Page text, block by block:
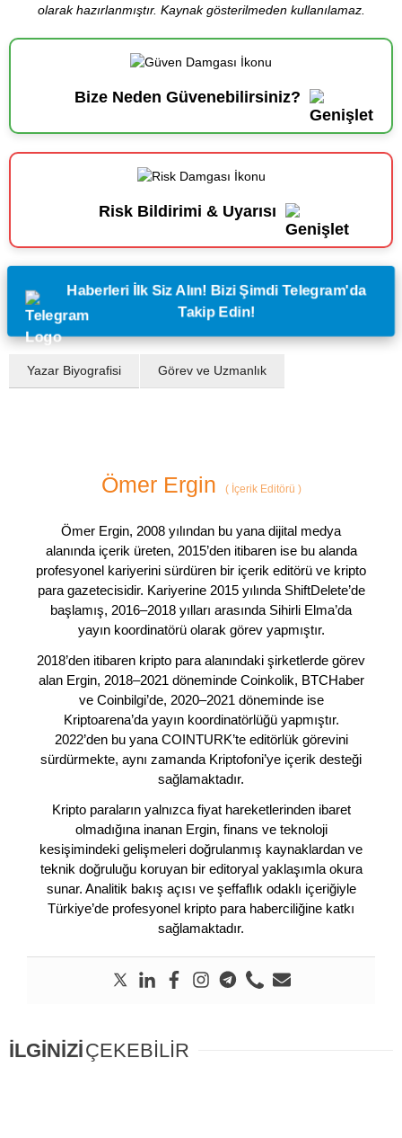
olarak hazırlanmıştır. Kaynak gösterilmeden kullanılamaz.
Bize Neden Güvenebilirsiniz?
Risk Bildirimi & Uyarısı
Haberleri İlk Siz Alın! Bizi Şimdi Telegram'da
Takip Edin!
Yazar Biyografisi Görev ve Uzmanlık
Ömer Ergin (İçerik Editörü )
Ömer Ergin, 2008 yılından bu yana dijital medya
alanında içerik üreten, 2015’den itibaren ise bu alanda
profesyonel kariyerini sürdüren bir içerik editörü ve kripto
para gazetecisidir. Kariyerine 2015 yılında ShiftDelete’de
başlamış, 2016–2018 yılları arasında Sihirli Elma’da
yayın koordinatörü olarak görev yapmıştır.
2018’den itibaren kripto para alanındaki şirketlerde görev
alan Ergin, 2018–2021 döneminde Coinkolik, BTCHaber
ve Coinbilgi’de, 2020–2021 döneminde ise
Kriptoarena’da yayın koordinatörlüğü yapmıştır.
2022’den bu yana COINTURK’te editörlük görevini
sürdürmekte, aynı zamanda Kriptofoni’ye içerik desteği
sağlamaktadır.
Kripto paraların yalnızca fiyat hareketlerinden ibaret
olmadığına inanan Ergin, finans ve teknoloji
kesişimindeki gelişmeleri doğrulanmış kaynaklardan ve
teknik doğruluğu koruyan bir editoryal yaklaşımla okura
sunar. Analitik bakış açısı ve şeffaflık odaklı içeriğiyle
Türkiye’de profesyonel kripto para haberciliğine katkı
sağlamaktadır.
İLGİNİZİÇEKEBİLİR